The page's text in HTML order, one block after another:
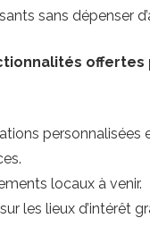
sans dépenser
offertes
personnalisées
locaux à venir.
les lieux d’intérêt